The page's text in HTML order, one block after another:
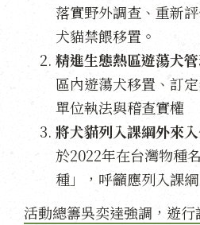
落實野外調查、重新
犬貓禁餵移置。
精進生態熱區遊蕩犬
區內遊蕩犬移置、訂
單位執法與稽查實權
將犬貓列入課綱外來
於2022年在台灣物種
種」，呼籲應列入課
活動總籌吳奕達強調，遊